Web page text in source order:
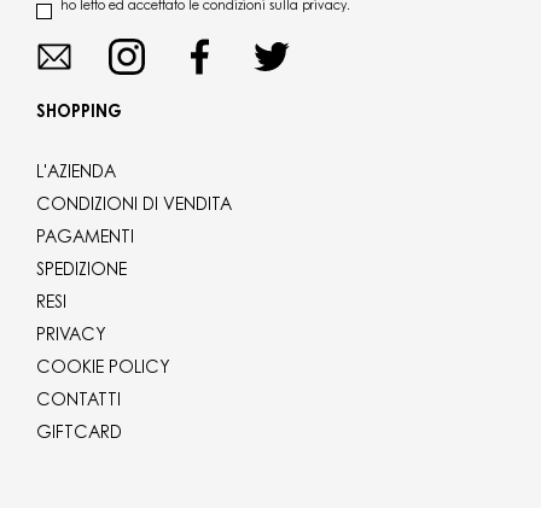
ho letto ed accettato le condizioni sulla privacy.
SHOPPING
L'AZIENDA
CONDIZIONI DI VENDITA
PAGAMENTI
SPEDIZIONE
RESI
PRIVACY
COOKIE POLICY
CONTATTI
GIFTCARD